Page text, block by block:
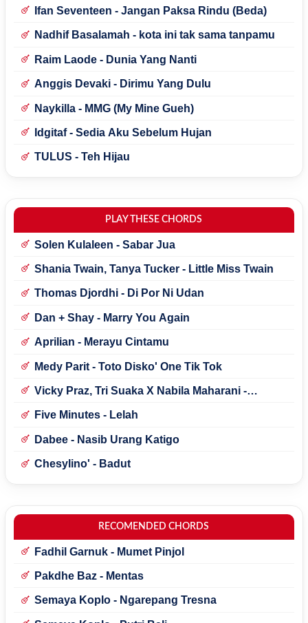
Ifan Seventeen - Jangan Paksa Rindu (Beda)
Nadhif Basalamah - kota ini tak sama tanpamu
Raim Laode - Dunia Yang Nanti
Anggis Devaki - Dirimu Yang Dulu
Naykilla - MMG (My Mine Gueh)
Idgitaf - Sedia Aku Sebelum Hujan
TULUS - Teh Hijau
PLAY THESE CHORDS
Solen Kulaleen - Sabar Jua
Shania Twain, Tanya Tucker - Little Miss Twain
Thomas Djordhi - Di Por Ni Udan
Dan + Shay - Marry You Again
Aprilian - Merayu Cintamu
Medy Parit - Toto Disko' One Tik Tok
Vicky Praz, Tri Suaka X Nabila Maharani -
Five Minutes - Lelah
Dabee - Nasib Urang Katigo
Chesylino' - Badut
RECOMENDED CHORDS
Fadhil Garnuk - Mumet Pinjol
Pakdhe Baz - Mentas
Semaya Koplo - Ngarepang Tresna